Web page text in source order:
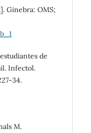
Ginebra: OMS;
de
Infectol.
34.
M.